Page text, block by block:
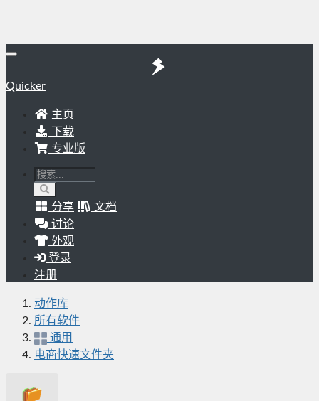
Quicker
主页
下载
专业版
分享
文档
讨论
外观
登录
注册
动作库
所有软件
通用
电商快速文件夹